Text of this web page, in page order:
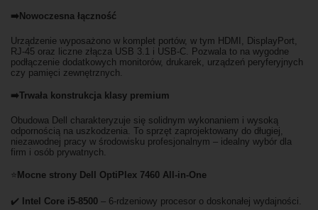
➡️Nowoczesna łączność
Urządzenie wyposażono w komplet portów, w tym HDMI, DisplayPort,
RJ-45 oraz liczne złącza USB 3.1 i USB-C. Pozwala to na wygodne
podłączenie dodatkowych monitorów, drukarek, urządzeń peryferyjnych
czy pamięci zewnętrznych.
➡️Trwała konstrukcja klasy premium
Obudowa Dell charakteryzuje się solidnym wykonaniem i wysoką
odpornością na uszkodzenia. To sprzęt zaprojektowany do długiej,
niezawodnej pracy w środowisku profesjonalnym – idealny wybór dla
firm i osób prywatnych.
⭐ Mocne strony Dell OptiPlex 7460 All-in-One
✔️ Intel Core i5-8500 – 6-rdzeniowy procesor o doskonałej wydajności.